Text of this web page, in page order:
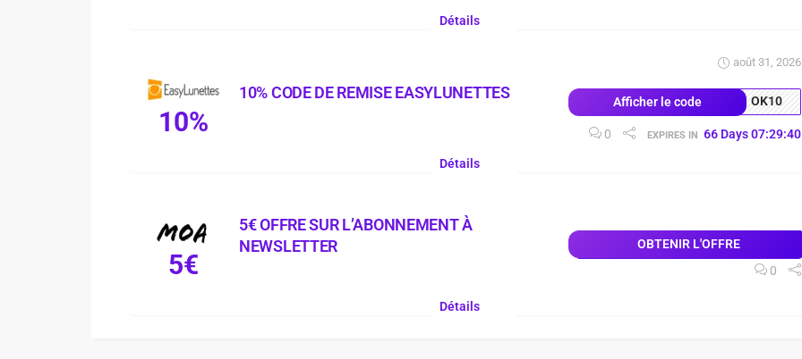
Détails
10%
10% CODE DE REMISE EASYLUNETTES
août 31, 2026
Afficher le code OK10
0 EXPIRES IN 66 Days 07:29:39
Détails
5€
5€ OFFRE SUR L’ABONNEMENT À
NEWSLETTER
OBTENIR L'OFFRE
0
Détails